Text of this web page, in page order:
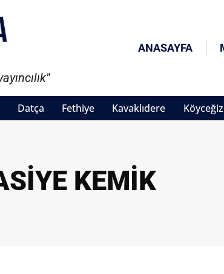
ANASAYFA
Datça Fethiye Kavaklıdere Köyceğiz
KEMIK